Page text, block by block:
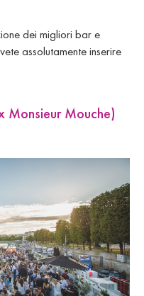
dei migliori bar e
assolutamente inserire
Monsieur Mouche)